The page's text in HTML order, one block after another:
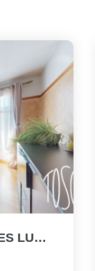
EXCLUSIVITE THIAIS - 3 PIECES LUMINEUX - 65,40 M² - BALCON...